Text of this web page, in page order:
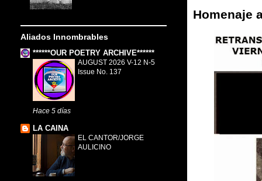
Homenaje
Aliados Innombrables
******OUR POETRY ARCHIVE******
AUGUST 2026 V-12 N-5
Issue No. 137
Hace 5 días
LA CAINA
EL CANTOR/JORGE
AULICINO